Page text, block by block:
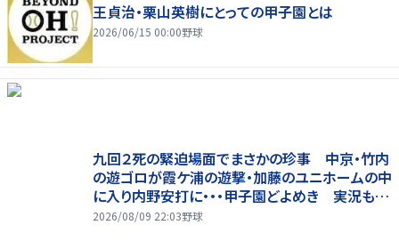
王貞治・栗山英樹にとっての甲子園とは
2026/06/15 00:00野球
九回２死の緊迫場面でまさかの珍事 中京・竹内
の遊ゴロが霞ケ浦の遊撃・加藤のユニホームの中
に入り内野安打に・・・甲子園どよめき 実況も驚
き「おっと！」
2026/08/09 22:03野球